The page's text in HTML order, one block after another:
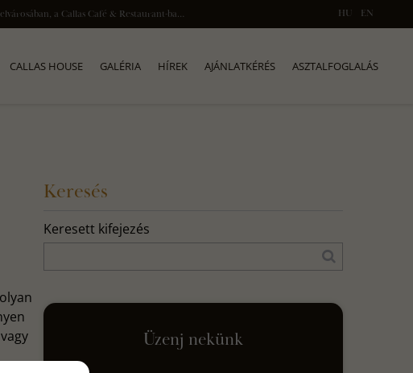
Exkluzív rendezvényhelyszín Budapest belvárosában, a Callas Café & Restaurant-ban, ahol a művészet és gasztronómia találkozik. HU EN
CALLAS HOUSE GALÉRIA HÍREK AJÁNLATKÉRÉS ASZTALFOGLALÁS
Keresés
Keresett kifejezés
Üzenj nekünk